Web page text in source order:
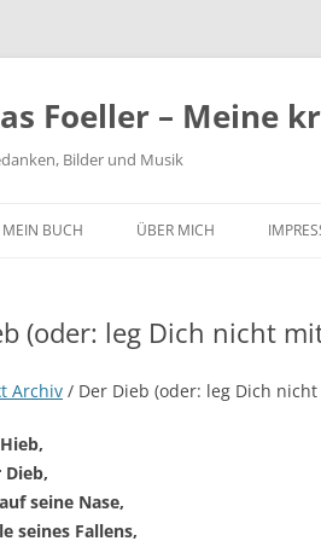
Foeller – Meine
Bilder und Musik
MEIN BUCH ÜBER MICH
(oder: leg Dich nicht
Archiv / Der Dieb (oder: leg Dich
seine Nase,
seines Fallens,